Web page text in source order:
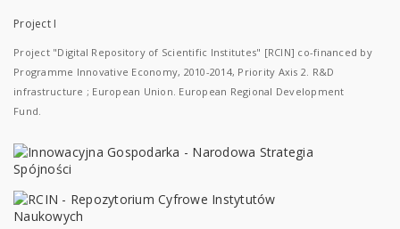
Project I
Project "Digital Repository of Scientific Institutes" [RCIN] co-financed by
Programme Innovative Economy, 2010-2014, Priority Axis 2. R&D
infrastructure ; European Union. European Regional Development
Fund.